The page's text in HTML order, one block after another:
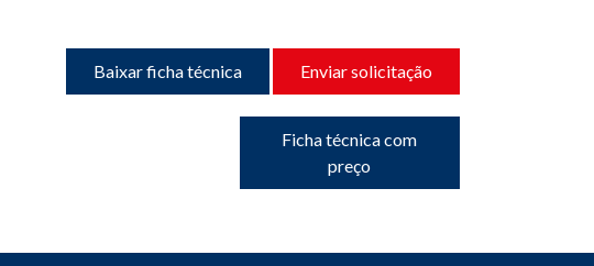
Baixar ficha técnica Enviar solicitação
Ficha técnica com
preço